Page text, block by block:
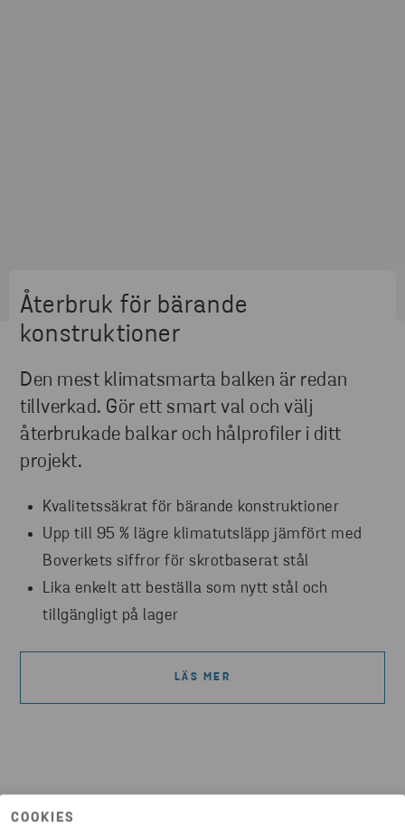
COOKIES
Återbruk för bärande
konstruktioner
Den mest klimatsmarta balken är redan
tillverkad. Gör ett smart val och välj
återbrukade balkar och hålprofiler i ditt
projekt.
Kvalitetssäkrat för bärande konstruktioner
Upp till 95 % lägre klimatutsläpp jämfört med
Boverkets siffror för skrotbaserat stål
Lika enkelt att beställa som nytt stål och
tillgängligt på lager
LÄS MER